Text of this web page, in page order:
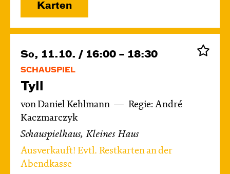
Karten
So, 11.10. / 16:00 – 18:30
SCHAUSPIEL
Tyll
von Daniel Kehlmann
Regie: André
Kaczmarczyk
Schauspielhaus, Kleines Haus
Ausverkauft! Evtl. Restkarten an der
Abendkasse